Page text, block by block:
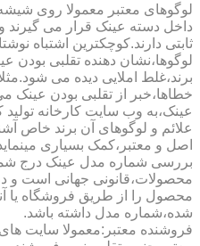
لوگوهای معتبر معمولا روی
داخل دسته عینک قرار می گیرند
ثابتی دارند.کوچکترین اشتباه
لوگوها،نشان دهنده تقلبی بودن
برند،غلط املایی دیده می
خطاها،خبر از تقلبی بودن عینک
عینک،به وب سایت کارخانه تولید
علائم و لوگوهای آن برند خاص
اصل و معتبر،کمک بسیاری
بررسی شماره مدل عینک درج
محصولات،قانونی جهانی است و
محصول را از طریق فروشگاه یا
شده،شماره مدل داشته باشد.
فروشنده معتبر:معمولا سایت های